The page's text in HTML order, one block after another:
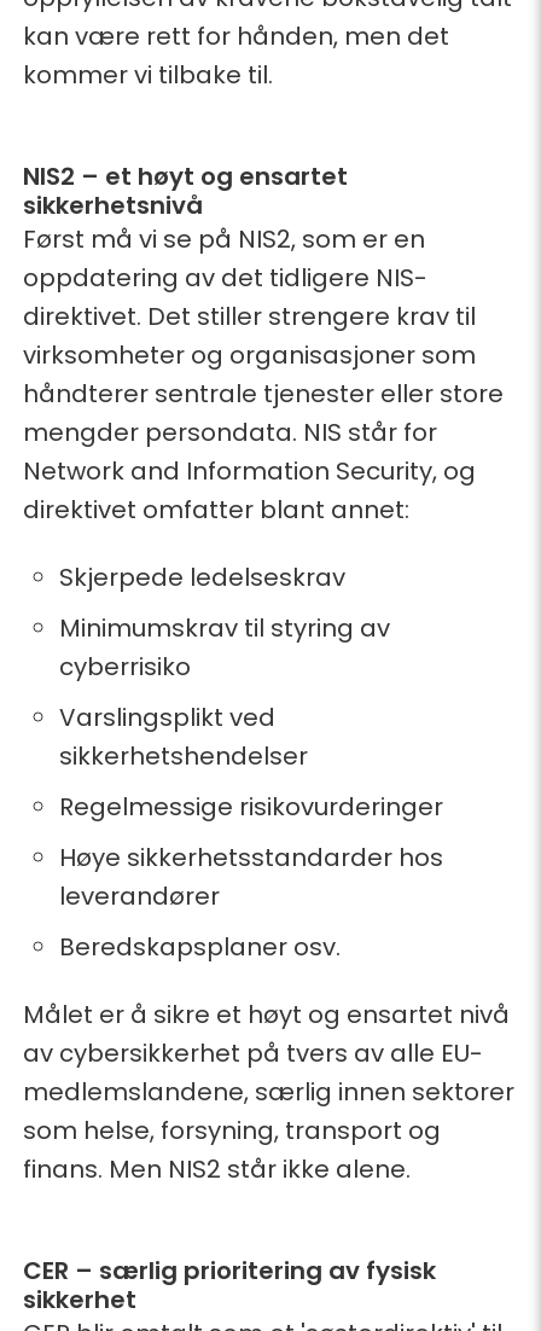
kan være rett for hånden, men det
kommer vi tilbake til.
NIS2 – et høyt og ensartet
sikkerhetsnivå
Først må vi se på NIS2, som er en
oppdatering av det tidligere NIS-
direktivet. Det stiller strengere krav til
virksomheter og organisasjoner som
håndterer sentrale tjenester eller store
mengder persondata. NIS står for
Network and Information Security, og
direktivet omfatter blant annet:
Skjerpede ledelseskrav
Minimumskrav til styring av
cyberrisiko
Varslingsplikt ved
sikkerhetshendelser
Regelmessige risikovurderinger
Høye sikkerhetsstandarder hos
leverandører
Beredskapsplaner osv.
Målet er å sikre et høyt og ensartet nivå
av cybersikkerhet på tvers av alle EU-
medlemslandene, særlig innen sektorer
som helse, forsyning, transport og
finans. Men NIS2 står ikke alene.
CER – særlig prioritering av fysisk
sikkerhet